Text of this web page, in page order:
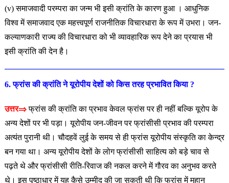
(v) समाजवादी परम्परा का जन्म भी इसी क्रांति के कारण हुआ । आधुनिक
विश्व में समाजवाद एक महत्त्वपूर्ण राजनीतिक विचारधारा के रूप में उभरा। जन-
कल्याणकारी राज्य की विचारधारा को भी व्यावहारिक रूप देने का प्रयास भी
इसी क्रांति की देन है।
6. फ्रांस की क्रांति ने यूरोपीय देशों को किस तरह प्रभावित किया ?
उत्तर⇒फ्रांस की क्रांति का प्रभाव केवल फ्रांस पर ही नहीं बल्कि यूरोप के
अन्य देशों पर भी पड़ा। यूरोपीय जन-जीवन पर फ्रांसीसी प्रभाव की परम्परा
अत्यंत पुरानी थी। चौदहवें लुई के समय से ही फ्रांस यूरोपीय संस्कृति का केन्द्र
बन गया था। अन्य यूरोपीय देशों के लोग फ्रांसीसी साहित्य को बड़े चाव से
पढ़तेथे और फ्रांसीसी रीति-रिवाज की नकल करने में गौरव का अनुभव करते
थे। इस पृष्ठाधार में यह कैसे उम्मीद की जा सकती थी कि फ्रांस में महान्